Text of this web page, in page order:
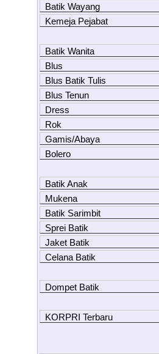
Batik Wayang
Kemeja Pejabat
Batik Wanita
Blus
Blus Batik Tulis
Blus Tenun
Dress
Rok
Gamis/Abaya
Bolero
Batik Anak
Mukena
Batik Sarimbit
Sprei Batik
Jaket Batik
Celana Batik
Dompet Batik
KORPRI Terbaru